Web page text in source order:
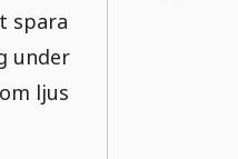
spara
under
ljus